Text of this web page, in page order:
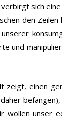
sich
den Zeilen
und
zeigt, einen
wollen unser